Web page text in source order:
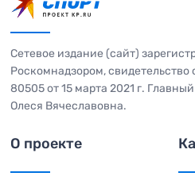
Сетевое издание (сайт)
Роскомнадзором,
80505 от 15 марта 2021 г.
Олеся Вячеславовна.
О проекте